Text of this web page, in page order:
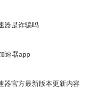
器是诈骗吗
速器app
器官方最新版本更新内容